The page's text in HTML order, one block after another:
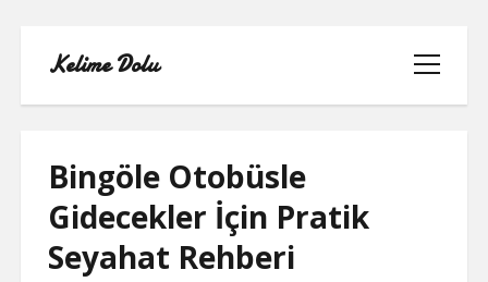
Kelime Dolu
menüyü
aç
INSTAGRAM BOT HESAPLARININ
HIKAYEME BAKMASI
Bingöle Otobüsle
Gidecekler İçin Pratik
Seyahat Rehberi